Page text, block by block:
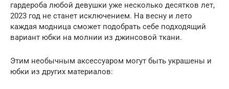
гардероба любой девушки уже несколько десятков лет,
2023 год не станет исключением. На весну и лето
каждая модница сможет подобрать себе подходящий
вариант юбки на молнии из джинсовой ткани.
Этим необычным аксессуаром могут быть украшены и
юбки из других материалов: